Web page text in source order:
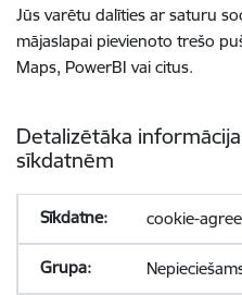
Jūs varētu dalīties ar saturu
mājaslapai pievienoto trešo
Maps, PowerBI vai citus.
Detalizētāka
sīkdatnēm
cookie-